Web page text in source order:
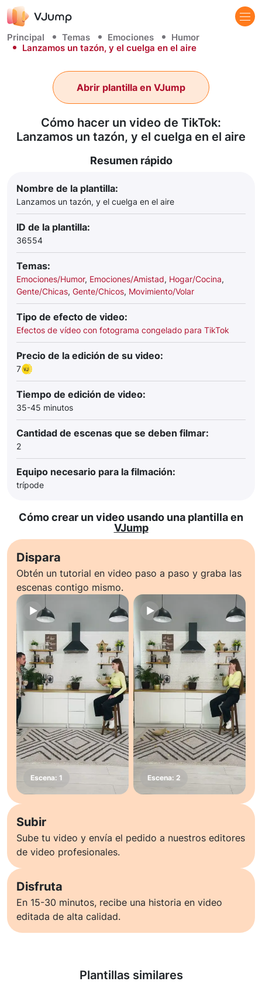
Principal Temas Emociones
Humor
Lanzamos un tazón, y el cuelga en el aire
Cómo hacer un video de TikTok:
Lanzamos un tazón, y el cuelga en el aire
Abrir plantilla en VJump
Resumen rápido
Nombre de la plantilla:
Lanzamos un tazón, y el cuelga en el aire
ID de la plantilla:
36554
Temas:
Emociones/Humor, Emociones/Amistad, Hogar/Cocina,
Gente/Chicas, Gente/Chicos, Movimiento/Volar
Tipo de efecto de video:
Efectos de vídeo con fotograma congelado para TikTok
Precio de la edición de su video:
7
Tiempo de edición de video:
35-45 minutos
Cantidad de escenas que se deben filmar:
2
Equipo necesario para la filmación:
trípode
Cómo crear un video usando una plantilla en
VJump
Dispara
Obtén un tutorial en video paso a paso y graba las
escenas contigo mismo.
Subir
Sube tu video y envía el pedido a nuestros editores
de video profesionales.
Disfruta
En 15-30 minutos, recibe una historia en video
editada de alta calidad.
Plantillas similares
Saber más